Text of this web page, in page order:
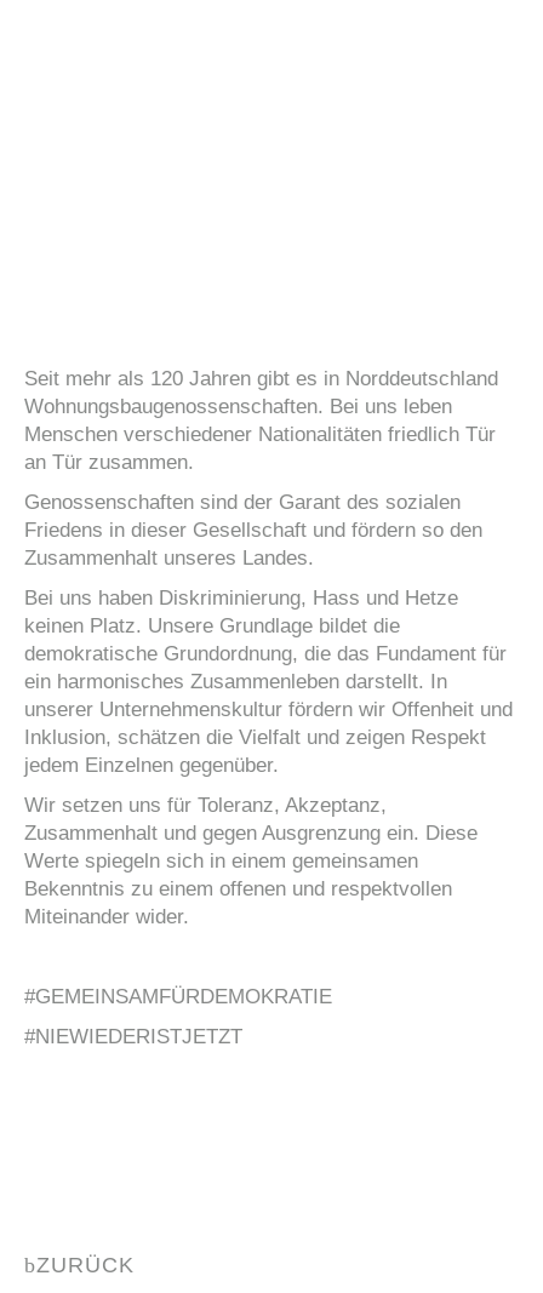
Seit mehr als 120 Jahren gibt es in Norddeutschland
Wohnungsbaugenossenschaften. Bei uns leben
Menschen verschiedener Nationalitäten friedlich Tür
an Tür zusammen.
Genossenschaften sind der Garant des sozialen
Friedens in dieser Gesellschaft und fördern so den
Zusammenhalt unseres Landes.
Bei uns haben Diskriminierung, Hass und Hetze
keinen Platz. Unsere Grundlage bildet die
demokratische Grundordnung, die das Fundament für
ein harmonisches Zusammenleben darstellt. In
unserer Unternehmenskultur fördern wir Offenheit und
Inklusion, schätzen die Vielfalt und zeigen Respekt
jedem Einzelnen gegenüber.
Wir setzen uns für Toleranz, Akzeptanz,
Zusammenhalt und gegen Ausgrenzung ein. Diese
Werte spiegeln sich in einem gemeinsamen
Bekenntnis zu einem offenen und respektvollen
Miteinander wider.
#GEMEINSAMFÜRDEMOKRATIE
#NIEWIEDERISTJETZT
ZURÜCK